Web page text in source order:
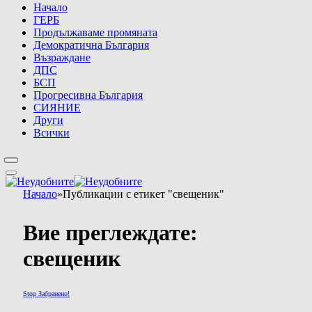
Начало
ГЕРБ
Продължаваме промяната
Демократична България
Възраждане
ДПС
БСП
Прогресивна България
СИЯНИЕ
Други
Всички
Начало»Публикации с етикет "свещеник"
Вие преглеждате:
свещеник
Stop Забранено!